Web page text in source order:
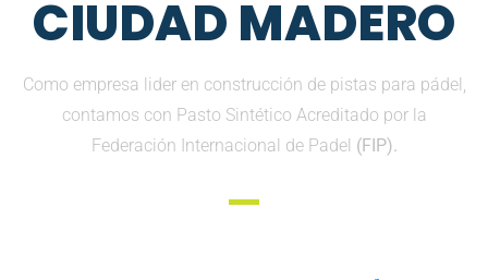
CIUDAD MADERO
Como empresa lider en construcción de pistas para pádel,
contamos con Pasto Sintético Acreditado por la
Federación Internacional de Padel (FIP).